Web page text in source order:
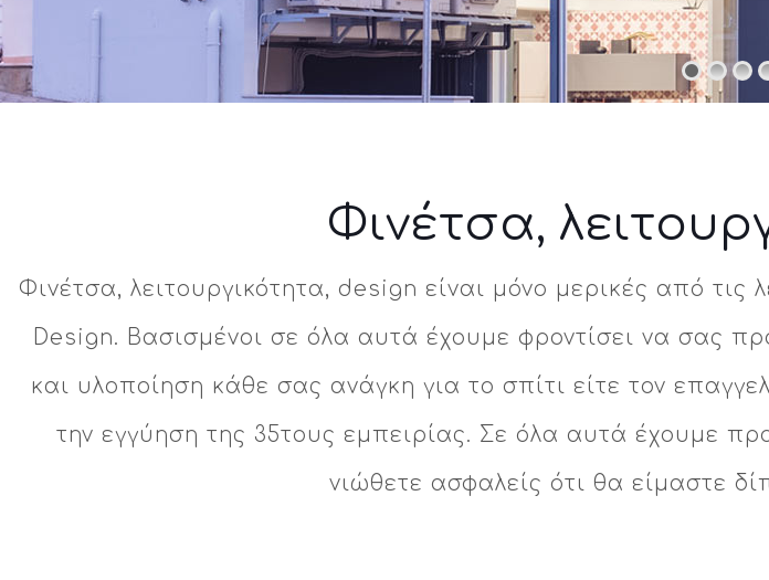
Φινέτσα,
Φινέτσα, λειτουργικότητα, design είναι μόνο μερικές από
Design. Βασισμένοι σε όλα αυτά έχουμε φροντίσει να σας
και υλοποίηση κάθε σας ανάγκη για το σπίτι είτε τον
την εγγύηση της 35τους εμπειρίας. Σε όλα αυτά έχουμε
νιώθετε ασφαλείς ότι θα είμαστε